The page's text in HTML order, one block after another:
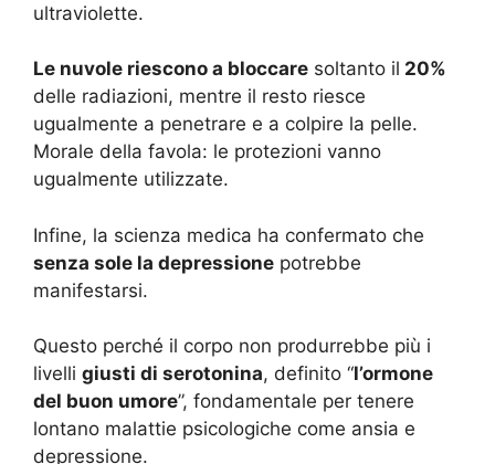
ultraviolette.
Le nuvole riescono a bloccare soltanto il 20%
delle radiazioni, mentre il resto riesce
ugualmente a penetrare e a colpire la pelle.
Morale della favola: le protezioni vanno
ugualmente utilizzate.
Infine, la scienza medica ha confermato che
senza sole la depressione potrebbe
manifestarsi.
Questo perché il corpo non produrrebbe più i
livelli giusti di serotonina, definito “l’ormone
del buon umore”, fondamentale per tenere
lontano malattie psicologiche come ansia e
depressione.